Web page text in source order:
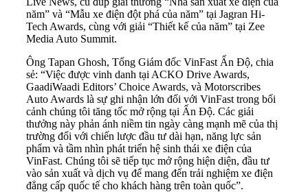
năm” và “Mẫu xe điện đột phá của năm” tại Jagran Hi-
Tech Awards, cùng với giải “Thiết kế của năm” tại Zee
Media Auto Summit.
Ông Tapan Ghosh, Tổng Giám đốc VinFast Ấn Độ, chia
sẻ: “Việc được vinh danh tại ACKO Drive Awards,
GaadiWaadi Editors’ Choice Awards, và Motorscribes
Auto Awards là sự ghi nhận lớn đối với VinFast trong bối
cảnh chúng tôi tăng tốc mở rộng tại Ấn Độ. Các giải
thưởng này phản ánh niềm tin ngày càng mạnh mẽ của thị
trường đối với chiến lược đầu tư dài hạn, năng lực sản
phẩm và tầm nhìn phát triển hệ sinh thái xe điện của
VinFast. Chúng tôi sẽ tiếp tục mở rộng hiện diện, đầu tư
vào sản xuất và dịch vụ để mang đến trải nghiệm xe điện
đẳng cấp quốc tế cho khách hàng trên toàn quốc”.